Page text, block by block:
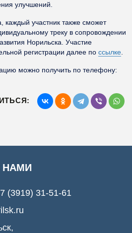
улучшений.
каждый участник также сможет
треку в сопровождении
Норильска. Участие
регистрации далее по ссылке
можно получить по телефону:
НАМИ
(3919) 31-51-61